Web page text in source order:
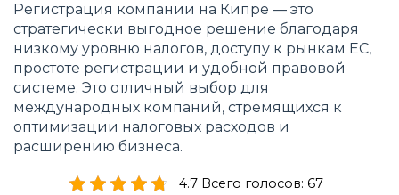
Регистрация компании на Кипре — это
стратегически выгодное решение благодаря
низкому уровню налогов, доступу к рынкам ЕС,
простоте регистрации и удобной правовой
системе. Это отличный выбор для
международных компаний, стремящихся к
оптимизации налоговых расходов и
расширению бизнеса.
4.7 Всего голосов: 67